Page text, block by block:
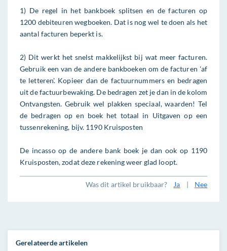
1) De regel in het bankboek splitsen en de facturen op
1200 debiteuren wegboeken. Dat is nog wel te doen als het
aantal facturen beperkt is.
2) Dit werkt het snelst makkelijkst bij wat meer facturen.
Gebruik een van de andere bankboeken om de facturen 'af
te letteren'. Kopieer dan de factuurnummers en bedragen
uit de factuurbewaking. De bedragen zet je dan in de kolom
Ontvangsten. Gebruik wel plakken speciaal, waarden! Tel
de bedragen op en boek het totaal in Uitgaven op een
tussenrekening, bijv. 1190 Kruisposten
De incasso op de andere bank boek je dan ook op 1190
Kruisposten, zodat deze rekening weer glad loopt.
Was dit artikel bruikbaar? Ja | Nee
Gerelateerde artikelen